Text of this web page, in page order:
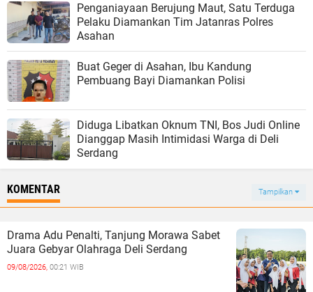
Penganiayaan Berujung Maut, Satu Terduga
Pelaku Diamankan Tim Jatanras Polres
Asahan
Buat Geger di Asahan, Ibu Kandung
Pembuang Bayi Diamankan Polisi
Diduga Libatkan Oknum TNI, Bos Judi Online
Dianggap Masih Intimidasi Warga di Deli
Serdang
KOMENTAR Tampilkan
Drama Adu Penalti, Tanjung Morawa Sabet
Juara Gebyar Olahraga Deli Serdang
09/08/2026, 00:21 WIB